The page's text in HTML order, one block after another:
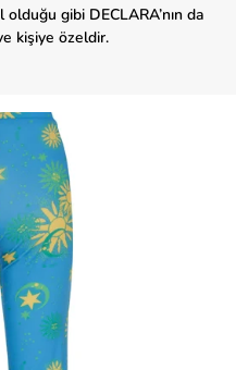
gibi DECLARA’nın da
kişiye özeldir.